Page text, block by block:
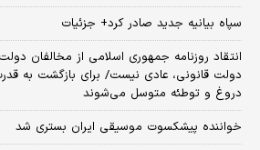
سپاه بیانیه جدید صادر کرد+ جزئیات
انتقاد روزنامه جمهوری اسلامی از مخالفان
دولت قانونی، عادی نیست/ برای بازگشت به
دروغ و توطئه متوسل می‌شوند
خواننده پیشکسوت موسیقی ایران بستری شد